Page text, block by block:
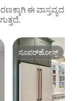
ಈ ವಾಸ್ತವ್ಯದ
ಸೂಪರ್‌ಹೋಸ್ಟ್
ಸೂಪರ್‌ಹೋಸ್ಟ್